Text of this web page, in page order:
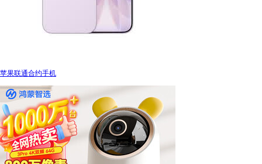
苹果联通合约手机